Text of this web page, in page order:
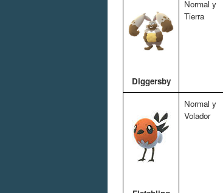
Diggersby
Normal y
Tierra
Normal y
Volador